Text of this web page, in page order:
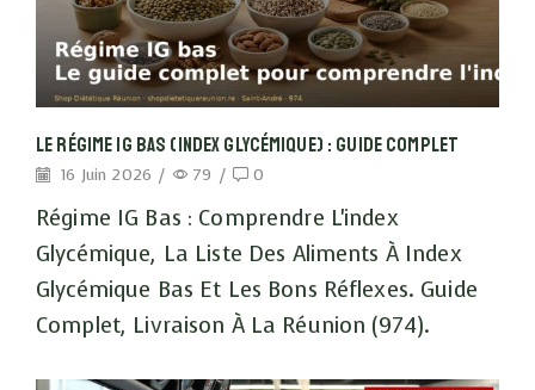
Le Régime IG Bas (index Glycémique) : Guide Complet
16 Juin 2026 / 79 / 0
Régime IG Bas : Comprendre L'index
Glycémique, La Liste Des Aliments À Index
Glycémique Bas Et Les Bons Réflexes. Guide
Complet, Livraison À La Réunion (974).